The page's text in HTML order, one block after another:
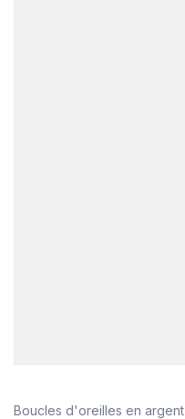
Boucles d'oreilles en argent